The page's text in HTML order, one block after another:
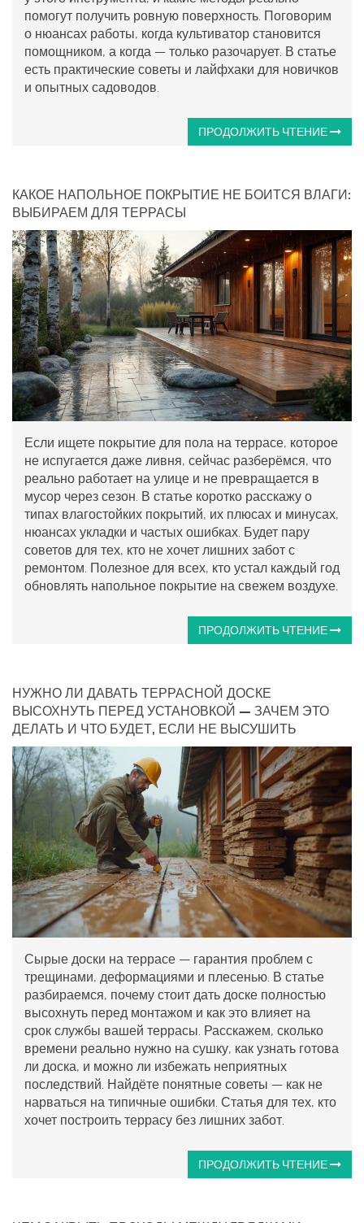
помогут получить ровную поверхность. Поговорим
о нюансах работы, когда культиватор становится
помощником, а когда — только разочарует. В статье
есть практические советы и лайфхаки для новичков
и опытных садоводов.
ПРОДОЛЖИТЬ ЧТЕНИЕ
КАКОЕ НАПОЛЬНОЕ ПОКРЫТИЕ НЕ БОИТСЯ ВЛАГИ:
ВЫБИРАЕМ ДЛЯ ТЕРРАСЫ
Если ищете покрытие для пола на террасе, которое
не испугается даже ливня, сейчас разберёмся, что
реально работает на улице и не превращается в
мусор через сезон. В статье коротко расскажу о
типах влагостойких покрытий, их плюсах и минусах,
нюансах укладки и частых ошибках. Будет пару
советов для тех, кто не хочет лишних забот с
ремонтом. Полезное для всех, кто устал каждый год
обновлять напольное покрытие на свежем воздухе.
ПРОДОЛЖИТЬ ЧТЕНИЕ
НУЖНО ЛИ ДАВАТЬ ТЕРРАСНОЙ ДОСКЕ
ВЫСОХНУТЬ ПЕРЕД УСТАНОВКОЙ — ЗАЧЕМ ЭТО
ДЕЛАТЬ И ЧТО БУДЕТ, ЕСЛИ НЕ ВЫСУШИТЬ
Сырые доски на террасе — гарантия проблем с
трещинами, деформациями и плесенью. В статье
разбираемся, почему стоит дать доске полностью
высохнуть перед монтажом и как это влияет на
срок службы вашей террасы. Расскажем, сколько
времени реально нужно на сушку, как узнать готова
ли доска, и можно ли избежать неприятных
последствий. Найдёте понятные советы — как не
нарваться на типичные ошибки. Статья для тех, кто
хочет построить террасу без лишних забот.
ПРОДОЛЖИТЬ ЧТЕНИЕ